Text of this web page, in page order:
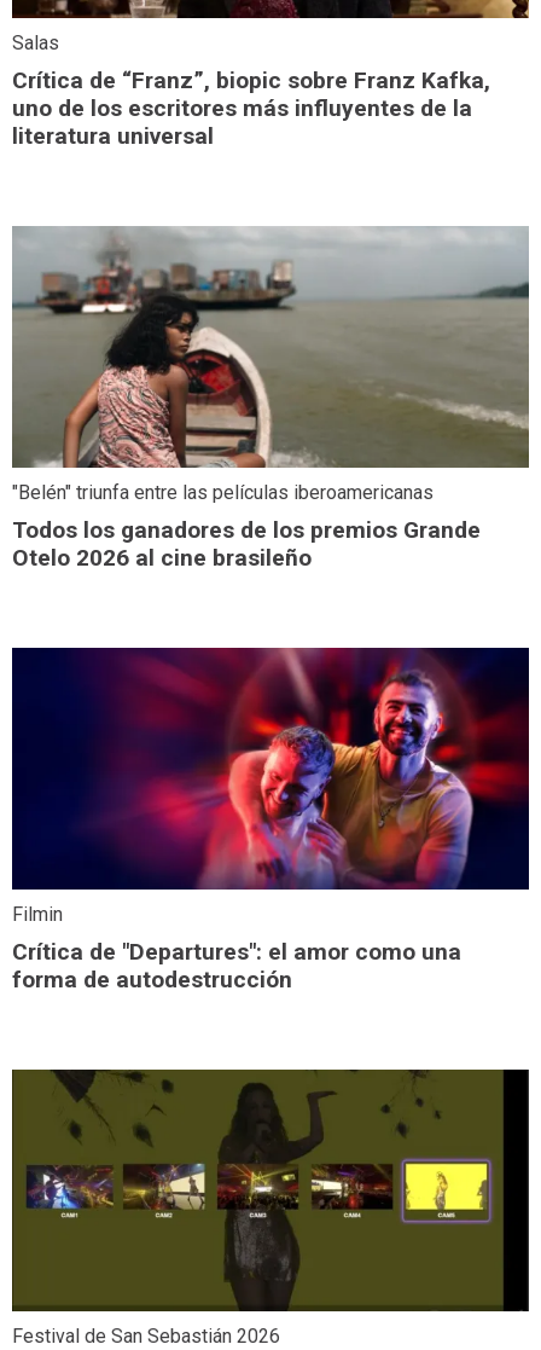
Salas
Crítica de “Franz”, biopic sobre Franz Kafka,
uno de los escritores más influyentes de la
literatura universal
"Belén" triunfa entre las películas iberoamericanas
Todos los ganadores de los premios Grande
Otelo 2026 al cine brasileño
Filmin
Crítica de "Departures": el amor como una
forma de autodestrucción
Festival de San Sebastián 2026